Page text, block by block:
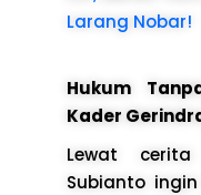
Larang Nobar!
Hukum
Kader
Lewat
Subianto